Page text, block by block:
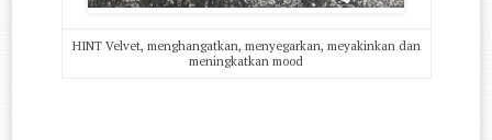
HINT Velvet, menghangatkan, menyegarkan, meyakinkan dan
meningkatkan mood